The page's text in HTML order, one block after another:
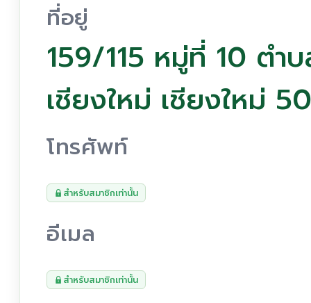
ที่อยู่
159/115 หมู่ที่ 10 ตำ
เชียงใหม่ เชียงใหม่
โทรศัพท์
สำหรับสมาชิกเท่านั้น
อีเมล
สำหรับสมาชิกเท่านั้น